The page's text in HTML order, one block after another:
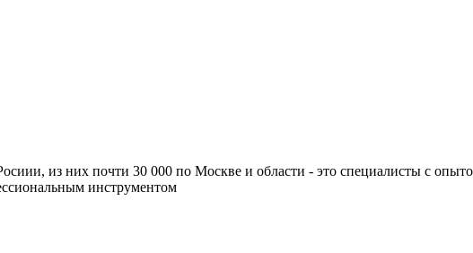
из них почти 30 000 по Москве и области - это специалисты с
инструментом